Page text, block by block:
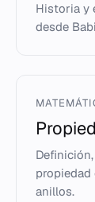
Historia y
desde
anillos.